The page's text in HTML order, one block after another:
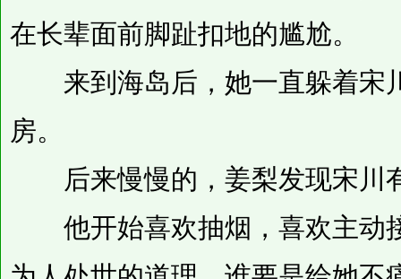
在长辈面前脚趾扣地的尴尬。
来到海岛后，她一直躲着宋
房。
后来慢慢的，姜梨发现宋川
他开始喜欢抽烟，喜欢主动